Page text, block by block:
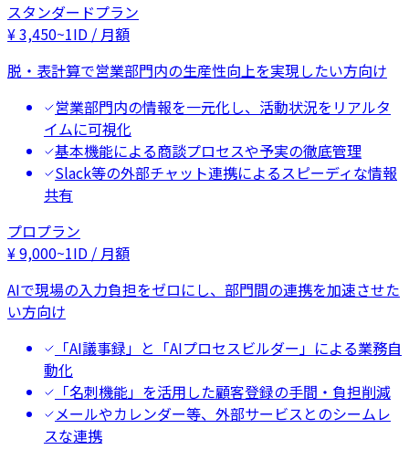
スタンダードプラン
¥3,450~1ID / 月額
脱・表計算で営業部門内の生産性向上を実現したい方向け
営業部門内の情報を一元化し、活動状況をリアルタ
イムに可視化
基本機能による商談プロセスや予実の徹底管理
Slack等の外部チャット連携によるスピーディな情報
共有
プロプラン
¥9,000~1ID / 月額
AIで現場の入力負担をゼロにし、部門間の連携を加速させた
い方向け
「AI議事録」と「AIプロセスビルダー」による業務自
動化
「名刺機能」を活用した顧客登録の手間・負担削減
メールやカレンダー等、外部サービスとのシームレ
スな連携